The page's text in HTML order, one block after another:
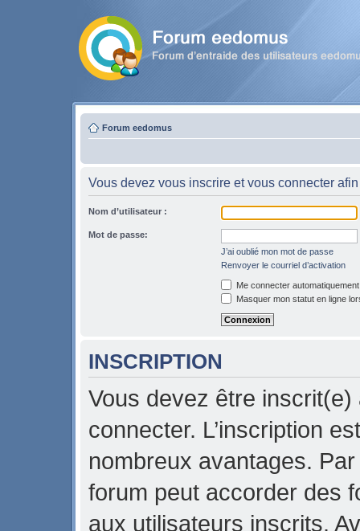
Forum eedomus
Vous devez vous inscrire et vous connecter
Nom d’utilisateur :
Mot de passe:
J’ai oublié mon mot de passe
Renvoyer le courriel d’activation
Me connecter
Masquer mon statut en ligne
INSCRIPTION
Vous devez être
connecter. L’inscription
nombreux avantages.
forum peut accorder des
aux utilisateurs inscrits.